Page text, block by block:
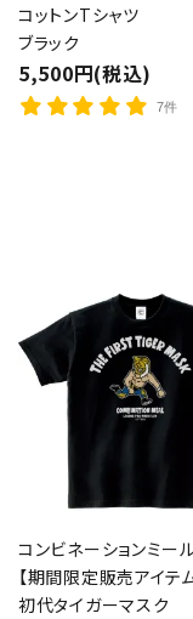
コットンTシャツ
ブラック
5,500円(税込)
7件
コンビネーションミー
【期間限定販売アイテム
初代タイガーマスク